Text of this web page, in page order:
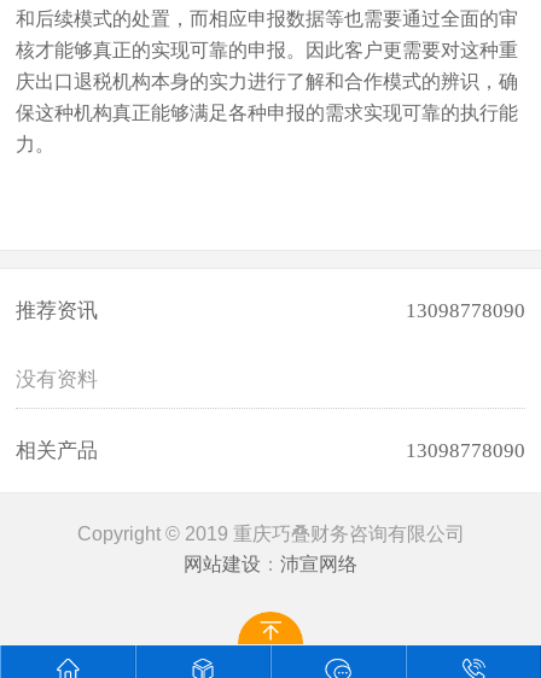
和后续模式的处置，而相应申报数据等也需要通过全面的审
核才能够真正的实现可靠的申报。因此客户更需要对这种重
庆出口退税机构本身的实力进行了解和合作模式的辨识，确
保这种机构真正能够满足各种申报的需求实现可靠的执行能
力。
推荐资讯 13098778090
没有资料
相关产品 13098778090
Copyright © 2019 重庆巧叠财务咨询有限公司
网站建设 ： 沛宣网络